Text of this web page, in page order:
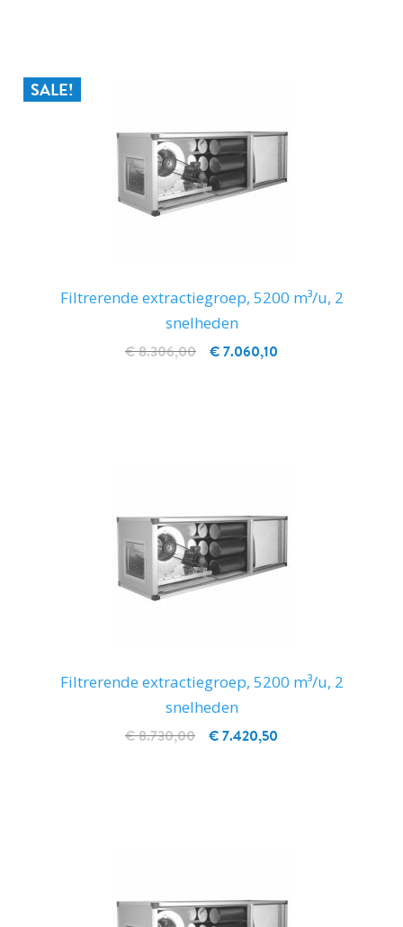
SALE!
Filtrerende extractiegroep, 5200 m³/u, 2
snelheden
€ 7.060,10
€ 8.306,00
Filtrerende extractiegroep, 5200 m³/u, 2
snelheden
€ 7.420,50
€ 8.730,00